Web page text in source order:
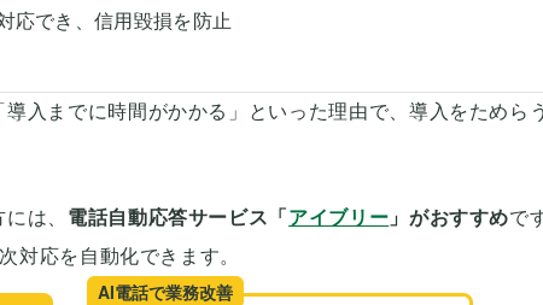
応でき、信用毀損を防止
入までに時間がかかる」といった理由で、導入をためら
は、 電話自動応答サービス「 アイブリー 」がおすすめで
対応を自動化できます。
AI電話で業務改善